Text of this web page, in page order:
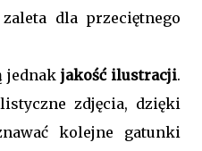
dla przeciętnego
jednak jakość ilustracji.
zdjęcia, dzięki
kolejne gatunki